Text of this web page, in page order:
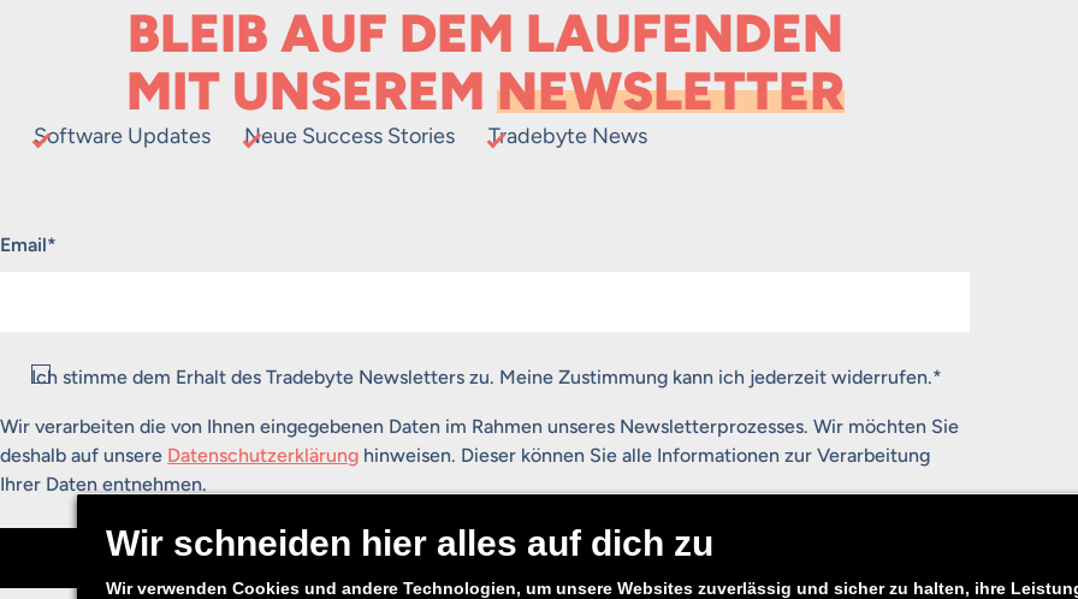
BLEIB AUF DEM LAUFENDEN
MIT UNSEREM NEWSLETTER
Software Updates Neue Success Stories Tradebyte News
„*“ zeigt erforderliche Felder an
Email*
Consent*
Ich stimme dem Erhalt des Tradebyte Newsletters zu. Meine Zustimmung kann ich jederzeit widerrufen.*
Wir verarbeiten die von Ihnen eingegebenen Daten im Rahmen unseres Newsletterprozesses. Wir möchten Sie
deshalb auf unsere Datenschutzerklärung hinweisen. Dieser können Sie alle Informationen zur Verarbeitung
Ihrer Daten entnehmen.
Anmelden